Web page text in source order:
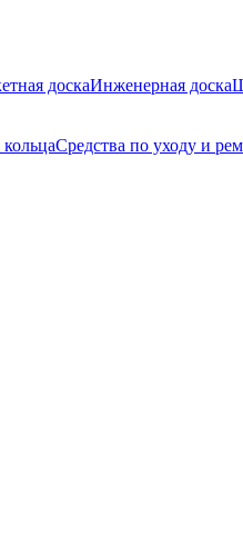
доскаИнженерная доска
Средства по уходу и